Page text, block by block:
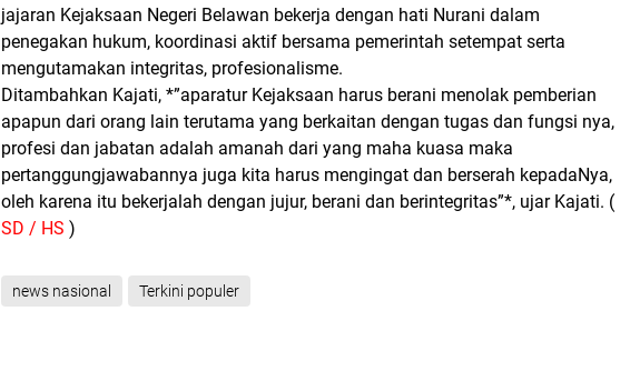
jajaran Kejaksaan Negeri Belawan bekerja dengan hati Nurani dalam
penegakan hukum, koordinasi aktif bersama pemerintah setempat serta
mengutamakan integritas, profesionalisme.
Ditambahkan Kajati, *”aparatur Kejaksaan harus berani menolak pemberian
apapun dari orang lain terutama yang berkaitan dengan tugas dan fungsi nya,
profesi dan jabatan adalah amanah dari yang maha kuasa maka
pertanggungjawabannya juga kita harus mengingat dan berserah kepadaNya,
oleh karena itu bekerjalah dengan jujur, berani dan berintegritas”*, ujar Kajati. (
SD / HS )
news nasional Terkini populer